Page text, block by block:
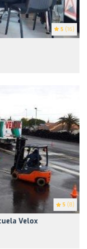
5 (16)
5 (8)
Velox